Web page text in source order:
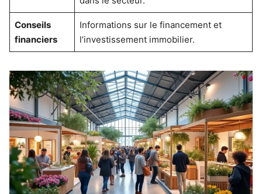
Conseils
financiers
Informations sur le financement et
l’investissement immobilier.